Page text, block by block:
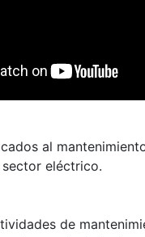
al
eléctrico.
de